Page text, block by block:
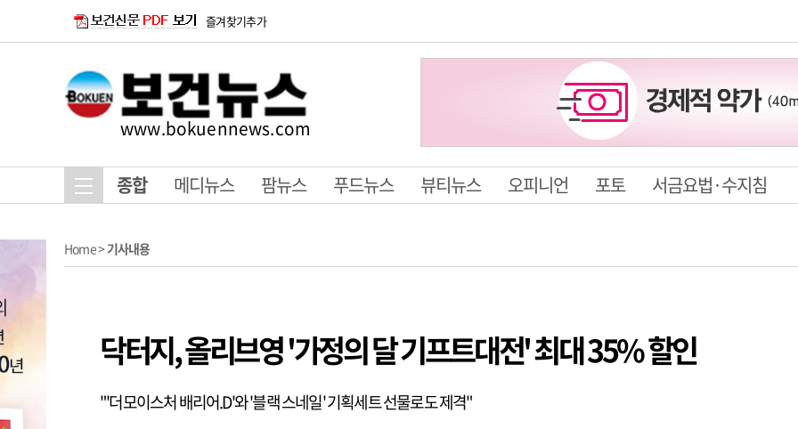
즐겨찾기추가
www.bokuennews.com
종합 메디뉴스 팜뉴스 푸드뉴스 뷰티뉴스 오피니언 포토 서금요법·수지침
Home>기사내용
닥터지, 올리브영 '가정의 달 기프트대전' 최대 35% 할인
"'더모이스처 배리어.D'와 '블랙 스네일' 기획세트 선물로도 제격"